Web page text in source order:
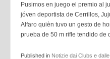
Pusimos en juego el premio al
jóven deportista de Cerrillos,
Alfaro quièn tuvo un gesto de
prueba de 50 m rifle tendido de
Published in Notizie dai Clubs e